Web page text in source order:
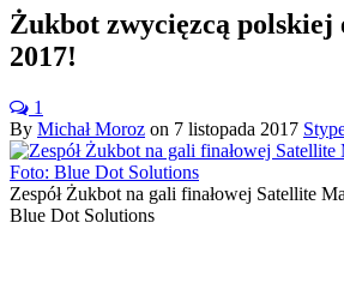
Żukbot zwycięzcą polskiej
2017!
1
By Michał Moroz on 7 listopada 2017
Zespół Żukbot na gali finałowej Satellite
Blue Dot Solutions